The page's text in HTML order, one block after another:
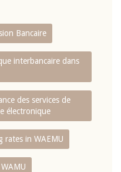
Bancaire
interbancaire dans
des services de
électronique
rates in WAEMU